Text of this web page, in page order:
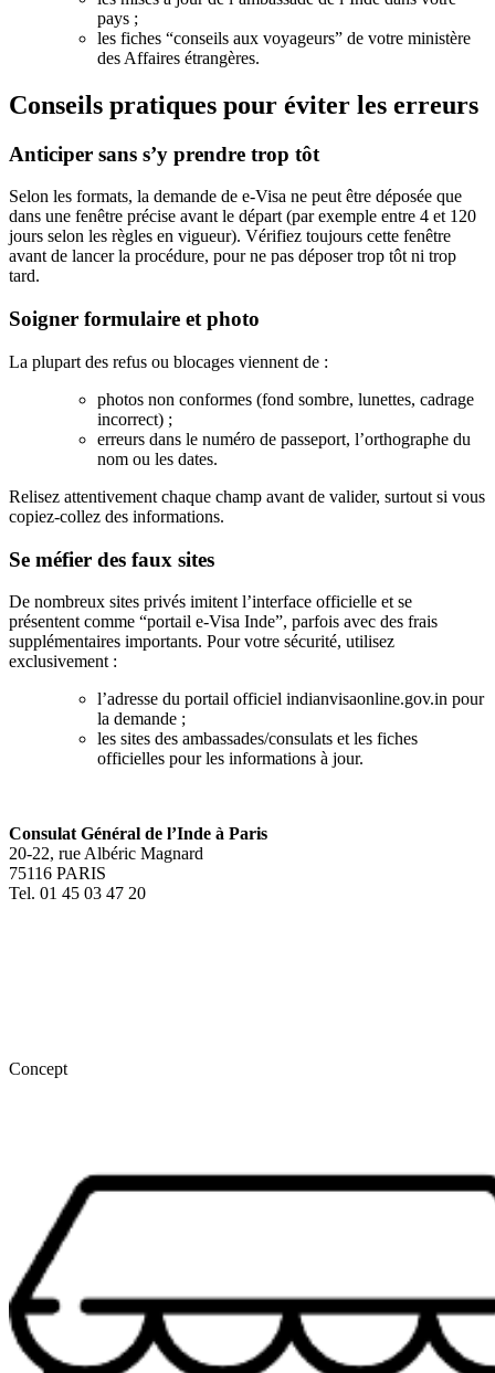
pays ;
les fiches “conseils aux voyageurs” de votre ministère
des Affaires étrangères.
Conseils pratiques pour éviter les erreurs
Anticiper sans s’y prendre trop tôt
Selon les formats, la demande de e‑Visa ne peut être déposée que
dans une fenêtre précise avant le départ (par exemple entre 4 et 120
jours selon les règles en vigueur). Vérifiez toujours cette fenêtre
avant de lancer la procédure, pour ne pas déposer trop tôt ni trop
tard.
Soigner formulaire et photo
La plupart des refus ou blocages viennent de :
photos non conformes (fond sombre, lunettes, cadrage
incorrect) ;
erreurs dans le numéro de passeport, l’orthographe du
nom ou les dates.
Relisez attentivement chaque champ avant de valider, surtout si vous
copiez‑collez des informations.
Se méfier des faux sites
De nombreux sites privés imitent l’interface officielle et se
présentent comme “portail e‑Visa Inde”, parfois avec des frais
supplémentaires importants. Pour votre sécurité, utilisez
exclusivement :
l’adresse du portail officiel indianvisaonline.gov.in pour
la demande ;
les sites des ambassades/consulats et les fiches
officielles pour les informations à jour.
Consulat Général de l’Inde à Paris
20-22, rue Albéric Magnard
75116 PARIS
Tel. 01 45 03 47 20
Concept